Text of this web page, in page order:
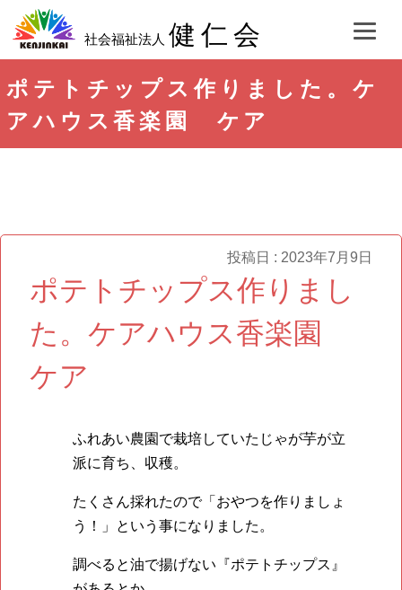
社会福祉法人健仁会
ポテトチップス作りました。ケ
アハウス香楽園 ケア
投稿日 : 2023年7月9日
ポテトチップス作りまし
た。ケアハウス香楽園
ケア
ふれあい農園で栽培していたじゃが芋が立
派に育ち、収穫。
たくさん採れたので「おやつを作りましょ
う！」という事になりました。
調べると油で揚げない『ポテトチップス』